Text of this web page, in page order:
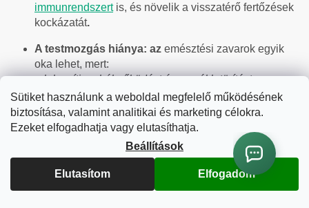
Sütiket használunk a weboldal megfelelő működésének
biztosítása, valamint analitikai és marketing célokra.
Ezeket elfogadhatja vagy elutasíthatja.
Beállítások
Elutasítom Elfogadom
immunrendszertis, és növelik a visszatérő fertőzések
kockázatát.
A testmozgás hiánya: az emésztési zavarok egyik
oka lehet, mert:
- lelassítja a bélműködést és a székletürítést,
székrekedést és puffadást okozva.
- csökkenti az emésztőszervek vérellátását, ami rontja
az emésztőnedvek ésenzimektermelődését
- növeli a stresszhormonok szintjét
, amelyek
megváltoztatják az emésztőrendszer idegi
szabályozását, és gyomorégést, refluxot vagy irritábilis